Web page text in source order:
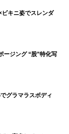
キニ姿でスレンダ
ージング “股”特化写
グラマラスボディ